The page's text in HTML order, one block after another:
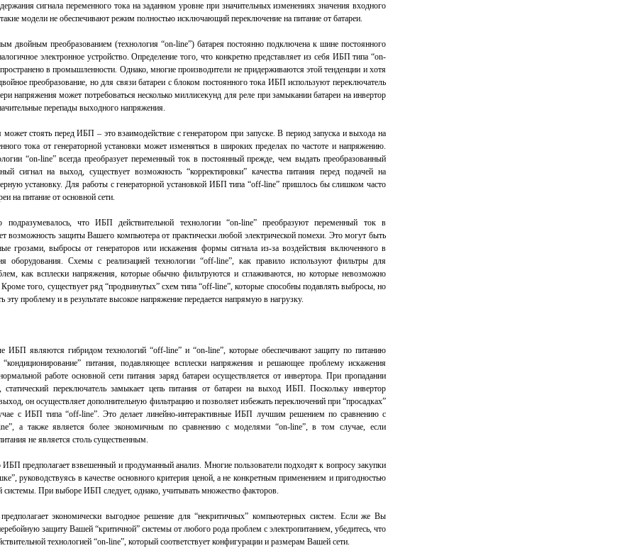
сигнала переменного тока на заданном уровне при значительных изменениях значения входного
модели не обеспечивают режим полностью исключающий переключение на питание от батареи.
двойным преобразованием (технология “on-line”) батарея постоянно подключена к шине постоянного
электронное устройство. Определение того, что конкретно представляет из себя ИБП типа “on-
в промышленности. Однако, многие производители не придерживаются этой тенденции и хотя
преобразование, но для связи батареи с блоком постоянного тока ИБП используют переключатель
напряжения может потребоваться несколько миллисекунд для реле при замыкании батареи на инвертор
перепады выходного напряжения.
может стоять перед ИБП – это взаимодействие с генератором при запуске. В период запуска и выхода на
тока от генераторной установки может изменяться в широких пределах по частоте и напряжению.
“on-line” всегда преобразует переменный ток в постоянный прежде, чем выдать преобразованный
сигнал на выход, существует возможность “корректировки” качества питания перед подачей на
установку. Для работы с генераторной установкой ИБП типа “off-line” пришлось бы слишком часто
на питание от основной сети.
подразумевалось, что ИБП действительной технологии “on-line” преобразуют переменный ток в
возможность защиты Вашего компьютера от практически любой электрической помехи. Это могут быть
грозами, выбросы от генераторов или искажения формы сигнала из-за воздействия включенного в
оборудования. Схемы с реализацией технологии “off-line”, как правило используют фильтры для
как всплески напряжения, которые обычно фильтруются и сглаживаются, но которые невозможно
того, существует ряд “продвинутых” схем типа “off-line”, которые способны подавлять выбросы, но
эту проблему и в результате высокое напряжение передается напрямую в нагрузку.
ИБП являются гибридом технологий “off-line” и “on-line”, которые обеспечивают защиту по питанию
питания, подавляющее всплески напряжения и решающее проблему искажения
работе основной сети питания заряд батареи осуществляется от инвертора. При пропадании
статический переключатель замыкает цепь питания от батареи на выход ИБП. Поскольку инвертор
он осуществляет дополнительную фильтрацию и позволяет избежать переключений при “просадках”
с ИБП типа “off-line”. Это делает линейно-интерактивные ИБП лучшим решением по сравнению с
а также является более экономичным по сравнению с моделями “on-line”, в том случае, если
не является столь существенным.
предполагает взвешенный и продуманный анализ. Многие пользователи подходят к вопросу закупки
руководствуясь в качестве основного критерия ценой, а не конкретным применением и пригодностью
системы. При выборе ИБП следует, однако, учитывать множество факторов.
экономически выгодное решение для “некритичных” компьютерных систем. Если же Вы
защиту Вашей “критичной” системы от любого рода проблем с электропитанием, убедитесь, что
технологией “on-line”, который соответствует конфигурации и размерам Вашей сети.